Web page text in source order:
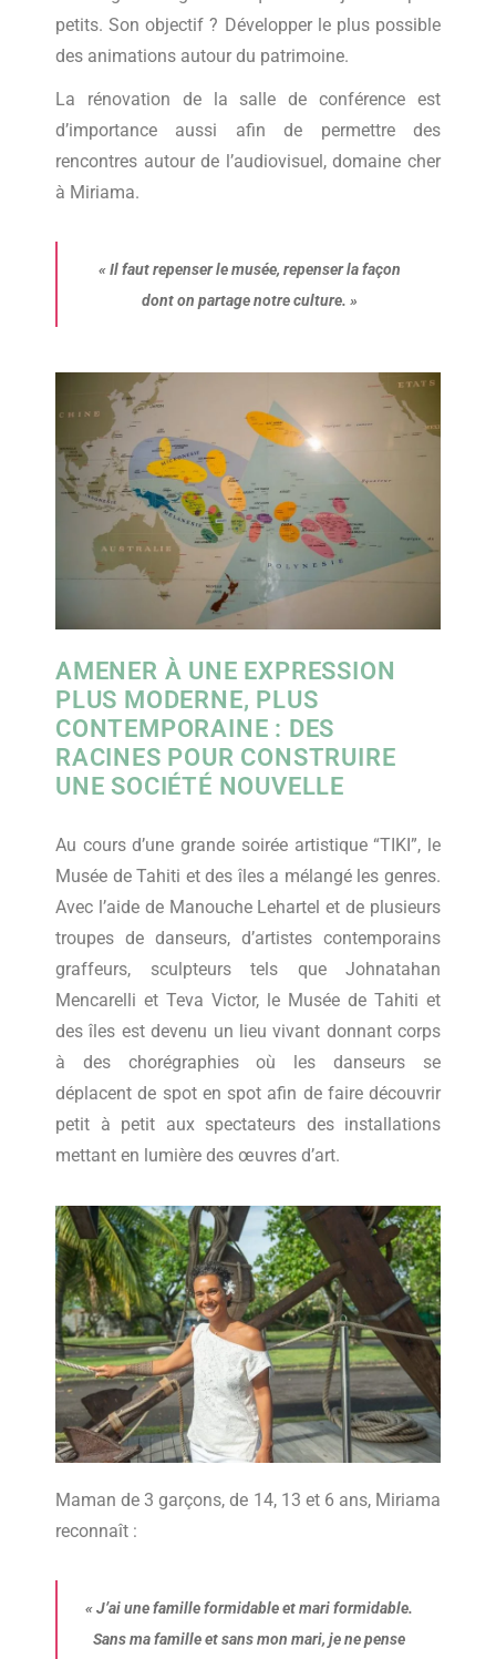
petits. Son objectif ? Développer le plus possible
des animations autour du patrimoine.
La rénovation de la salle de conférence est
d’importance aussi afin de permettre des
rencontres autour de l’audiovisuel, domaine cher
à Miriama.
«Il faut repenser le musée, repenser la façon
dont on partage notre culture. »
AMENER À UNE EXPRESSION
PLUS MODERNE, PLUS
CONTEMPORAINE : DES
RACINES POUR CONSTRUIRE
UNE SOCIÉTÉ NOUVELLE
Au cours d’une grande soirée artistique “TIKI”, le
Musée de Tahiti et des îles a mélangé les genres.
Avec l’aide de Manouche Lehartel et de plusieurs
troupes de danseurs, d’artistes contemporains
graffeurs, sculpteurs tels que Johnatahan
Mencarelli et Teva Victor, le Musée de Tahiti et
des îles est devenu un lieu vivant donnant corps
à des chorégraphies où les danseurs se
déplacent de spot en spot afin de faire découvrir
petit à petit aux spectateurs des installations
mettant en lumière des œuvres d’art.
Maman de 3 garçons, de 14, 13 et 6 ans, Miriama
reconnaît :
«J’ai une famille formidable et mari formidable.
Sans ma famille et sans mon mari, je ne pense